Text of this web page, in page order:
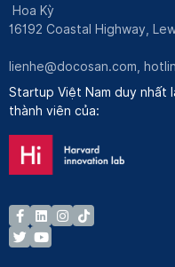
Hoa Kỳ
16192 Coastal Highway,
lienhe@docosan.com ,
Startup Việt Nam duy nhất
thành viên của: